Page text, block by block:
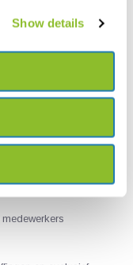
Show details